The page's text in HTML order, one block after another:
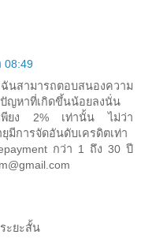
08:49
นสามารถตอบสนองความ
ปัญหาที่เกิดขึ้นน้อยลงนั่น
เพียง 2% เท่านั้น ไม่ว่า
การจัดอันดับเครดิตเท่า
กว่า 1 ถึง 30 ปี
ะยะสั้น